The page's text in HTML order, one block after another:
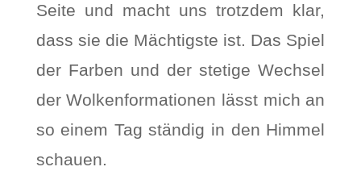
Seite und macht uns trotzdem klar,
dass sie die Mächtigste ist. Das Spiel
der Farben und der stetige Wechsel
der Wolkenformationen lässt mich an
so einem Tag ständig in den Himmel
schauen.